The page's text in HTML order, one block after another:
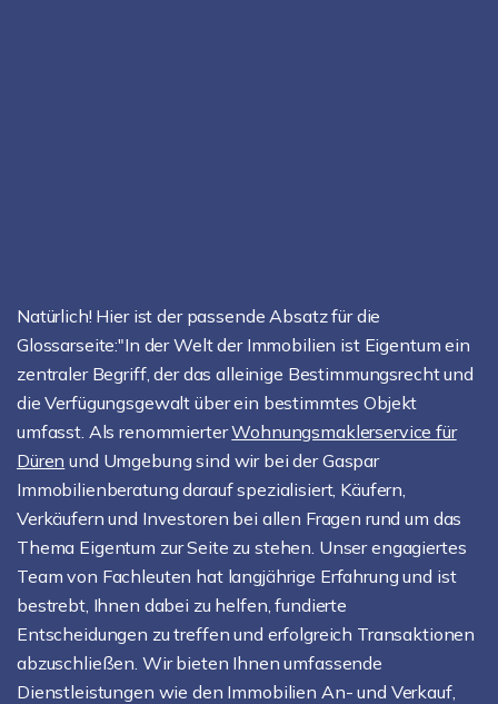
Natürlich! Hier ist der passende Absatz für die
Glossarseite:"In der Welt der Immobilien ist Eigentum ein
zentraler Begriff, der das alleinige Bestimmungsrecht und
die Verfügungsgewalt über ein bestimmtes Objekt
umfasst. Als renommierterWohnungsmaklerservice für
Düren und Umgebung sind wir bei der Gaspar
Immobilienberatung darauf spezialisiert, Käufern,
Verkäufern und Investoren bei allen Fragen rund um das
Thema Eigentum zur Seite zu stehen. Unser engagiertes
Team von Fachleuten hat langjährige Erfahrung und ist
bestrebt, Ihnen dabei zu helfen, fundierte
Entscheidungen zu treffen und erfolgreich Transaktionen
abzuschließen. Wir bieten Ihnen umfassende
Dienstleistungen wie den Immobilien An- und Verkauf,